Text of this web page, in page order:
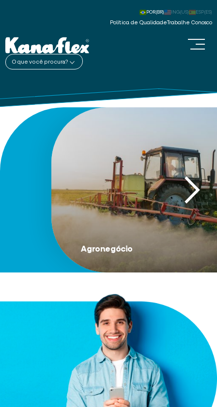
Política de Qualidade Trabalhe Conosco
POR(BR) ING(US) ESP(ES)
O que você procura?
Agronegócio